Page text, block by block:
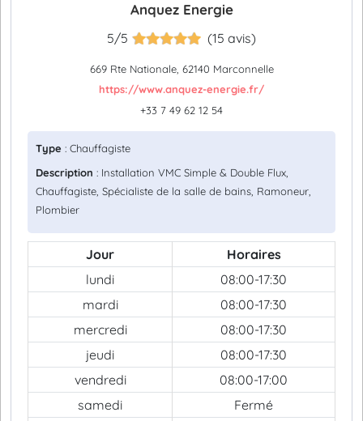
Anquez Energie
5/5 (15 avis)
669 Rte Nationale, 62140 Marconnelle
https://www.anquez-energie.fr/
+33 7 49 62 12 54
Type : Chauffagiste
Description : Installation VMC Simple & Double Flux,
Chauffagiste, Spécialiste de la salle de bains, Ramoneur,
Plombier
Jour
Horaires
lundi
08:00-17:30
mardi
08:00-17:30
mercredi
08:00-17:30
jeudi
08:00-17:30
vendredi
08:00-17:00
samedi
Fermé